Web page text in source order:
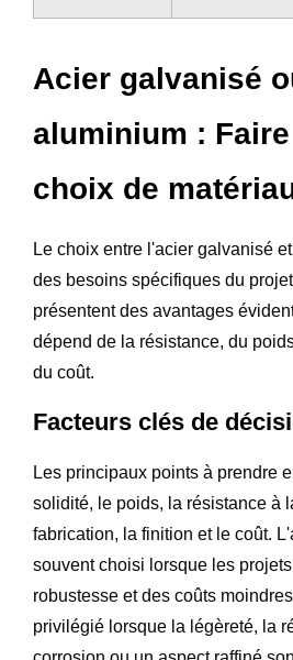
Acier galvanisé
aluminium :
choix de
Le choix entre l'acier galvanisé
des besoins spécifiques du
présentent des avantages
dépend de la résistance, du
du coût.
Facteurs clés de
Les principaux points à prendre
solidité, le poids, la résistance à
fabrication, la finition et le coût.
souvent choisi lorsque les
robustesse et des coûts
privilégié lorsque la légèreté, la